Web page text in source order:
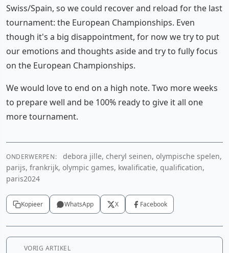
Swiss/Spain, so we could recover and reload for the last
tournament: the European Championships. Even
though it's a big disappointment, for now we try to put
our emotions and thoughts aside and try to fully focus
on the European Championships.
We would love to end on a high note. Two more weeks
to prepare well and be 100% ready to give it all one
more tournament.
ONDERWERPEN:
debora jille, cheryl seinen, olympische spelen,
parijs, frankrijk, olympic games, kwalificatie, qualification,
paris2024
Kopieer WhatsApp X Facebook
VORIG ARTIKEL